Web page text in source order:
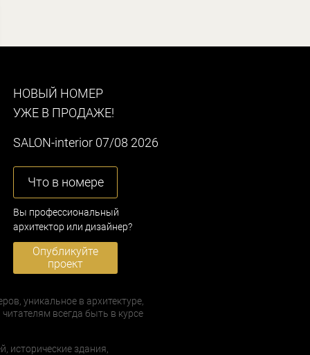
НОВЫЙ НОМЕР
УЖЕ В ПРОДАЖЕ!
SALON-interior 07/08 2026
Что в номере
Вы профессиональный
архитектор или дизайнер?
Опубликуйте
проект
уникальное в архитектуре,
всегда быть в курсе
исторические здания,